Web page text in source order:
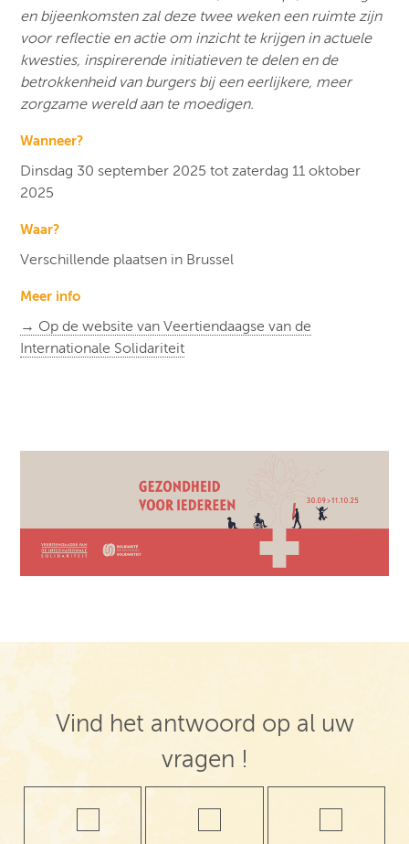
en bijeenkomsten zal deze twee weken een ruimte zijn
voor reflectie en actie om inzicht te krijgen in actuele
kwesties, inspirerende initiatieven te delen en de
betrokkenheid van burgers bij een eerlijkere, meer
zorgzame wereld aan te moedigen.
Wanneer?
Dinsdag 30 september 2025 tot zaterdag 11 oktober
2025
Waar?
Verschillende plaatsen in Brussel
Meer info
→ Op de website vanVeertiendaagse van de
Internationale Solidariteit
Vind het antwoord op al uw
vragen !